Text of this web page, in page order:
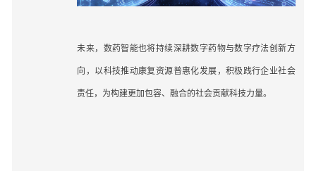
未来，数药智能也将持续深耕数字药物与数字疗法创新方
向，以科技推动康复资源普惠化发展，积极践行企业社会
责任，为构建更加包容、融合的社会贡献科技力量。